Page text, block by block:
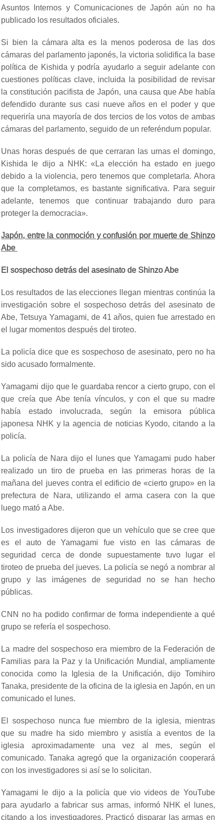
Asuntos Internos y Comunicaciones de Japón aún no ha
publicado los resultados oficiales.
Si bien la cámara alta es la menos poderosa de las dos
cámaras del parlamento japonés, la victoria solidifica la base
política de Kishida y podría ayudarlo a seguir adelante con
cuestiones políticas clave, incluida la posibilidad de revisar
la constitución pacifista de Japón, una causa que Abe había
defendido durante sus casi nueve años en el poder y que
requeriría una mayoría de dos tercios de los votos de ambas
cámaras del parlamento, seguido de un referéndum popular.
Unas horas después de que cerraran las urnas el domingo,
Kishida le dijo a NHK: «La elección ha estado en juego
debido a la violencia, pero tenemos que completarla. Ahora
que la completamos, es bastante significativa. Para seguir
adelante, tenemos que continuar trabajando duro para
proteger la democracia».
Japón, entre la conmoción y confusión por muerte de Shinzo
Abe
El sospechoso detrás del asesinato de Shinzo Abe
Los resultados de las elecciones llegan mientras continúa la
investigación sobre el sospechoso detrás del asesinato de
Abe, Tetsuya Yamagami, de 41 años, quien fue arrestado en
el lugar momentos después del tiroteo.
La policía dice que es sospechoso de asesinato, pero no ha
sido acusado formalmente.
Yamagami dijo que le guardaba rencor a cierto grupo, con el
que creía que Abe tenía vínculos, y con el que su madre
había estado involucrada, según la emisora pública
japonesa NHK y la agencia de noticias Kyodo, citando a la
policía.
La policía de Nara dijo el lunes que Yamagami pudo haber
realizado un tiro de prueba en las primeras horas de la
mañana del jueves contra el edificio de «cierto grupo» en la
prefectura de Nara, utilizando el arma casera con la que
luego mató a Abe.
Los investigadores dijeron que un vehículo que se cree que
es el auto de Yamagami fue visto en las cámaras de
seguridad cerca de donde supuestamente tuvo lugar el
tiroteo de prueba del jueves. La policía se negó a nombrar al
grupo y las imágenes de seguridad no se han hecho
públicas.
CNN no ha podido confirmar de forma independiente a qué
grupo se refería el sospechoso.
La madre del sospechoso era miembro de la Federación de
Familias para la Paz y la Unificación Mundial, ampliamente
conocida como la Iglesia de la Unificación, dijo Tomihiro
Tanaka, presidente de la oficina de la iglesia en Japón, en un
comunicado el lunes.
El sospechoso nunca fue miembro de la iglesia, mientras
que su madre ha sido miembro y asistía a eventos de la
iglesia aproximadamente una vez al mes, según el
comunicado. Tanaka agregó que la organización cooperará
con los investigadores si así se lo solicitan.
Yamagami le dijo a la policía que vio videos de YouTube
para ayudarlo a fabricar sus armas, informó NHK el lunes,
citando a los investigadores. Practicó disparar las armas en